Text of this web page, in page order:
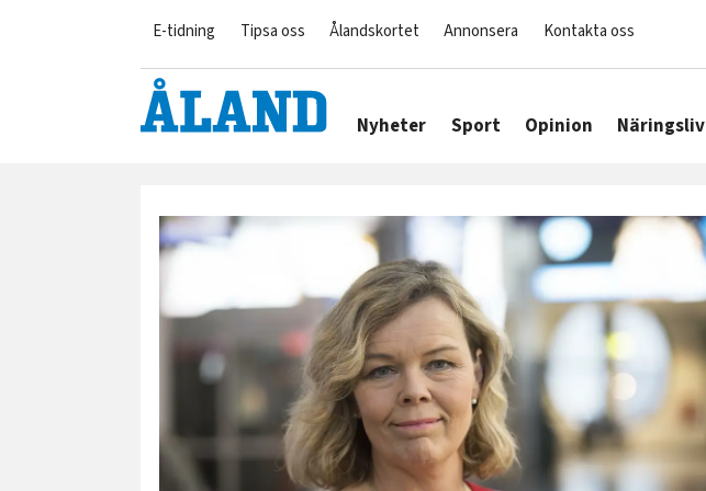
E-tidning Tipsa oss Ålandskortet Annonsera Kontakta oss
Nyheter Sport Opinion Näringsliv